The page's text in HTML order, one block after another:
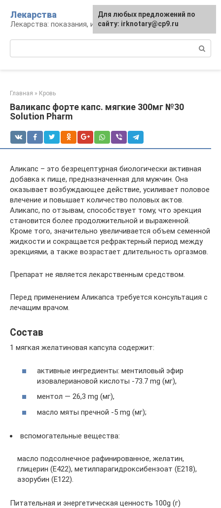
контенту
Лекарства
Лекарства: показания, инструкция, аналоги
Главная » Кровь
Валикапс форте капс. мягкие 300мг №30
Solution Pharm
Аликапс – это безрецептурная биологически активная
добавка к пище, предназначенная для мужчин. Она
оказывает возбуждающее действие, усиливает половое
влечение и повышает количество половых актов.
Аликапс, по отзывам, способствует тому, что эрекция
становится более продолжительной и выраженной.
Кроме того, значительно увеличивается объем семенной
жидкости и сокращается рефрактерный период между
эрекциями, а также возрастает длительность оргазмов.
Препарат не является лекарственным средством.
Перед применением Аликапса требуется консультация с
лечащим врачом.
Состав
1 мягкая желатиновая капсула содержит:
активные ингредиенты: ментиловый эфир
изовалериановой кислоты -73.7 mg (мг),
ментол — 26,3 mg (мг),
масло мяты пречной -5 mg (мг);
вспомогательные вещества:
масло подсолнечное рафинированное, желатин,
глицерин (Е422), метилпарагидроксибензоат (Е218),
азорубин (Е122).
Питательная и энергетическая ценность 100g (г)
Для любых предложений по
сайту: irknotary@cp9.ru